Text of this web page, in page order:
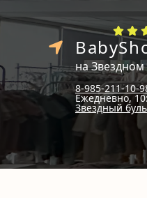
на
8-985-211-10-
Ежедневно,
Звездный